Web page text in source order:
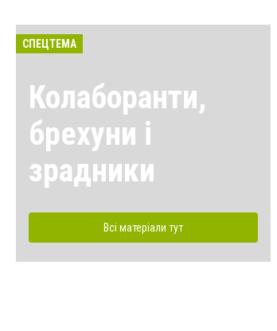
СПЕЦТЕМА
Колаборанти,
брехуни і
зрадники
Всі матеріали тут